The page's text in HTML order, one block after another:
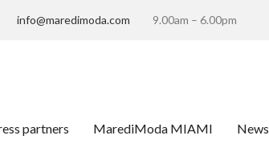
info@maredimoda.com 9.00am – 6.00pm
partners MarediModa MIAMI News